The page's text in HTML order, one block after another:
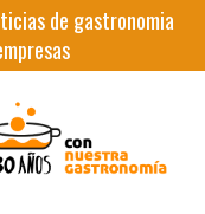
de gastronomia